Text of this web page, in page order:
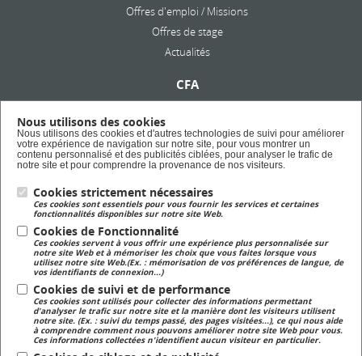
Offres d'emploi / Missions
Offres de stage
Actualités
CFA
Formation en alternance
Taxe d'apprentissage
Lycée Privé
Formation Scolaire
Formation Continue
Formation continue pour adulte
Magasin
Magasin de produits fermiers
Nous utilisons des cookies
Nous utilisons des cookies et d'autres technologies de suivi pour améliorer
votre expérience de navigation sur notre site, pour vous montrer un
contenu personnalisé et des publicités ciblées, pour analyser le trafic de
notre site et pour comprendre la provenance de nos visiteurs.
Cookies strictement nécessaires
Ces cookies sont essentiels pour vous fournir les services et certaines
fonctionnalités disponibles sur notre site Web.
Cookies de Fonctionnalité
Ces cookies servent à vous offrir une expérience plus personnalisée sur
notre site Web et à mémoriser les choix que vous faites lorsque vous
utilisez notre site Web.(Ex. : mémorisation de vos préférences de langue, de
vos identifiants de connexion...)
Cookies de suivi et de performance
Ces cookies sont utilisés pour collecter des informations permettant
d'analyser le trafic sur notre site et la manière dont les visiteurs utilisent
notre site. (Ex. : suivi du temps passé, des pages visitées...), ce qui nous aide
à comprendre comment nous pouvons améliorer notre site Web pour vous.
Ces informations collectées n'identifient aucun visiteur en particulier.